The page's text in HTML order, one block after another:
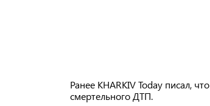
Ранее KHARKIV Today писал, что
смертельного ДТП.